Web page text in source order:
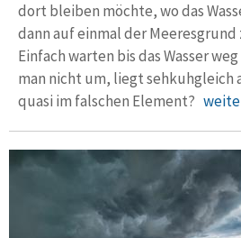
dort bleiben möchte, wo das
dann auf einmal der
Einfach warten bis das Wasser
man nicht um, liegt sehkuh­gleich
quasi im falschen Element?